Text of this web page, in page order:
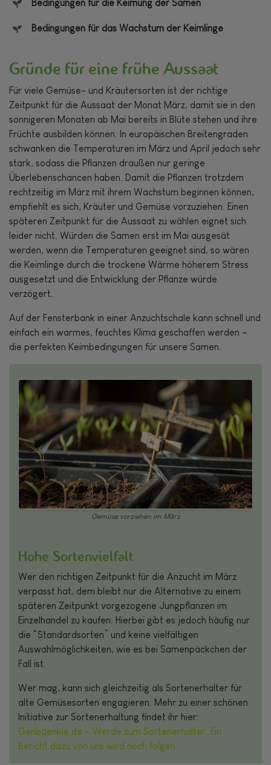
Bedingungen für die Keimung der Samen
Bedingungen für das Wachstum der Keimlinge
Gründe für eine frühe Aussaat
Für viele Gemüse- und Kräutersorten ist der richtige
Zeitpunkt für die Aussaat der Monat März, damit sie in den
sonnigeren Monaten ab Mai bereits in Blüte stehen und ihre
Früchte ausbilden können. In europäischen Breitengraden
schwanken die Temperaturen im März und April jedoch sehr
stark, sodass die Pflanzen draußen nur geringe
Überlebenschancen haben. Damit die Pflanzen trotzdem
rechtzeitig im März mit ihrem Wachstum beginnen können,
empfiehlt es sich, Kräuter und Gemüse vorzuziehen. Einen
späteren Zeitpunkt für die Aussaat zu wählen eignet sich
leider nicht. Würden die Samen erst im Mai ausgesät
werden, wenn die Temperaturen geeignet sind, so wären
die Keimlinge durch die trockene Wärme höherem Stress
ausgesetzt und die Entwicklung der Pflanze würde
verzögert.
Auf der Fensterbank in einer Anzuchtschale kann schnell und
einfach ein warmes, feuchtes Klima geschaffen werden –
die perfekten Keimbedingungen für unsere Samen.
Gemüse vorziehen im März
Hohe Sortenvielfalt
Wer den richtigen Zeitpunkt für die Anzucht im März
verpasst hat, dem bleibt nur die Alternative zu einem
späteren Zeitpunkt vorgezogene Jungpflanzen im
Einzelhandel zu kaufen. Hierbei gibt es jedoch häufig nur
die “Standardsorten” und keine vielfältigen
Auswahlmöglichkeiten, wie es bei Samenpäckchen der
Fall ist.
Wer mag, kann sich gleichzeitig als Sortenerhalter für
alte Gemüsesorten engagieren. Mehr zu einer schönen
Initiative zur Sortenerhaltung findet ihr hier:
Genbaenkle.de – Werde zum Sortenerhalter. Ein
Bericht dazu von uns wird noch folgen.